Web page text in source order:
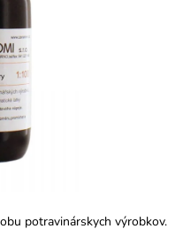
potravinárskych výrobkov.